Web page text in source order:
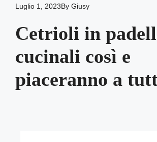
Luglio 1, 2023ByGiusy
Cetrioli in
cucinali così e
piaceranno a